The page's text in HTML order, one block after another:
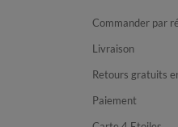
Commander par
Livraison
Retours gratuits
Paiement